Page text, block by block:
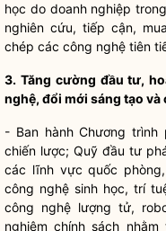
học do doanh nghiệp
nghiên cứu, tiếp cận,
chép các công nghệ tiên
3. Tăng cường đầu tư,
nghệ, đổi mới sáng tạo và
- Ban hành Chương
chiến lược; Quỹ đầu tư
các lĩnh vực quốc
công nghệ sinh học, trí
công nghệ lượng tử,
nghiệm chính sách